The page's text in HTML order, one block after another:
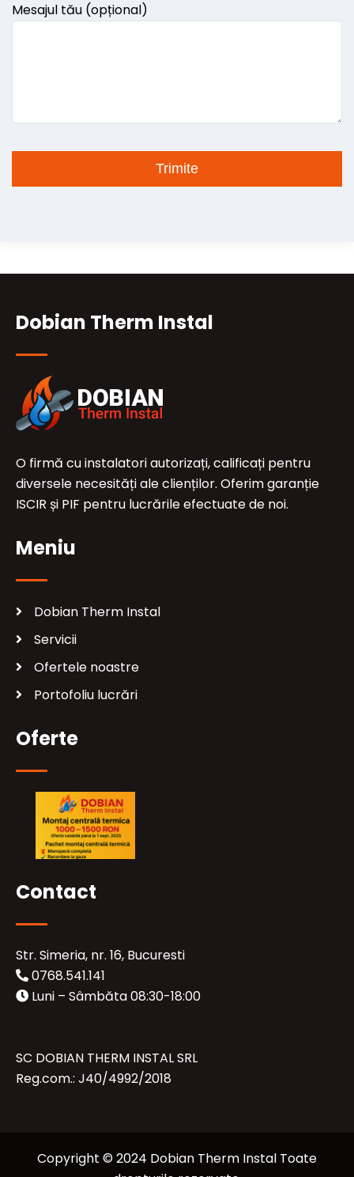
Mesajul tău (opțional)
Dobian Therm Instal
O firmă cu instalatori autorizați, calificați pentru
diversele necesități ale clienților. Oferim garanție
ISCIR și PIF pentru lucrările efectuate de noi.
Meniu
Dobian Therm Instal
Servicii
Ofertele noastre
Portofoliu lucrări
Oferte
Contact
Str. Simeria, nr. 16, Bucuresti
0768.541.141
Luni – Sâmbăta 08:30-18:00
SC DOBIAN THERM INSTAL SRL
Reg.com.: J40/4992/2018
Copyright © 2024 Dobian Therm Instal Toate